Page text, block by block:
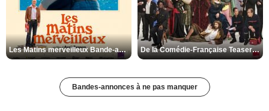
Les Matins merveilleux Bande-annonce VF De la Comédie-Française Teaser VF
Bandes-annonces à ne pas manquer